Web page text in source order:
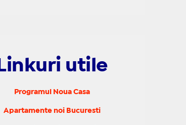
Linkuri utile
Programul Noua Casa
Apartamente noi Bucuresti